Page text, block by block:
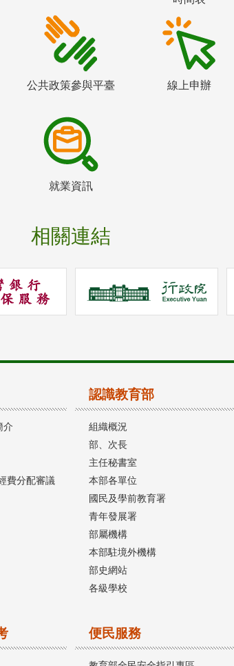
公共政策參與平臺 線上申辦
就業資訊
相關連結
介
費分配審議
認識教育部
組織概況
部、次長
主任秘書室
本部各單位
國民及學前教育署
青年發展署
部屬機構
本部駐境外機構
部史網站
各級學校
便民服務